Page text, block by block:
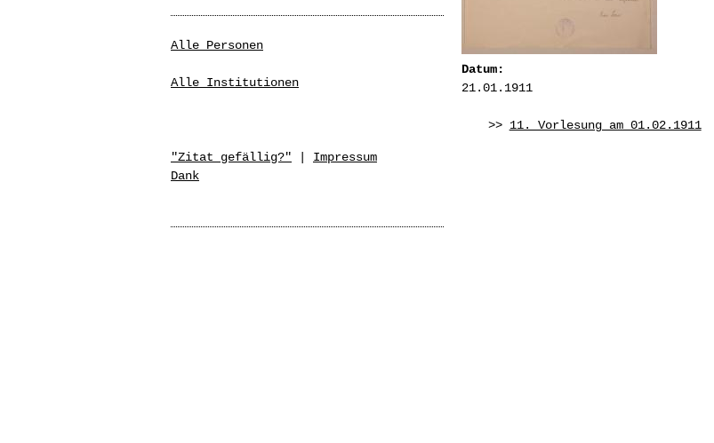
Datum:
21.01.1911
>> 11. Vorlesung am 01.02.1911
Alle Personen
Alle Institutionen
"Zitat gefällig?"
Impressum
Dank